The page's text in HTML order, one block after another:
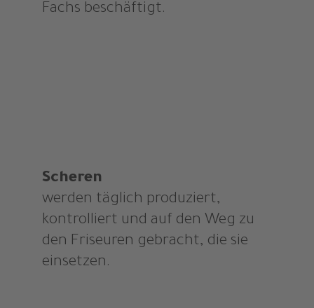
Fachs beschäftigt.
Scheren
werden täglich produziert,
kontrolliert und auf den Weg zu
den Friseuren gebracht, die sie
einsetzen.